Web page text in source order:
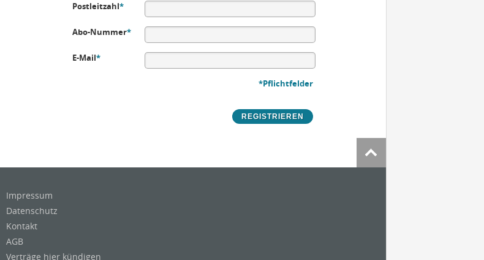
Postleitzahl*
Abo-Nummer*
E-Mail*
*Pflichtfelder
Impressum
Datenschutz
Kontakt
AGB
Verträge hier kündigen